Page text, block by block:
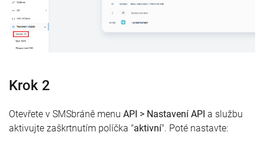
Krok 2
Otevřete v SMSbráně menu API > Nastavení API a službu
aktivujte zaškrtnutím políčka "aktivní". Poté nastavte: